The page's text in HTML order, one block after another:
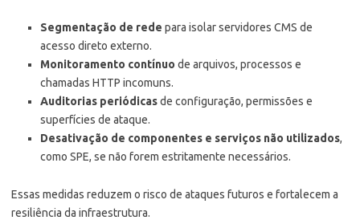
Segmentação de rede para isolar servidores CMS de
acesso direto externo.
Monitoramento contínuo de arquivos, processos e
chamadas HTTP incomuns.
Auditorias periódicasde configuração, permissões e
superfícies de ataque.
Desativação de componentes e serviços não utilizados,
como SPE, se não forem estritamente necessários.
Essas medidas reduzem o risco de ataques futuros e fortalecem a
resiliência da infraestrutura.